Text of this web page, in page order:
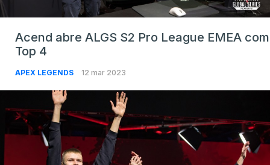
Acend abre ALGS S2 Pro League EMEA com
Top 4
APEX LEGENDS 12 mar 2023